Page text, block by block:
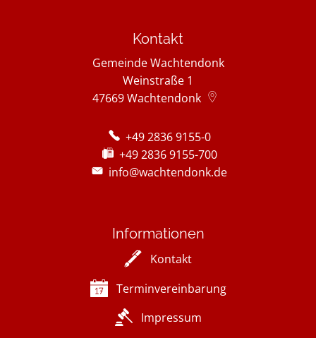
Kontakt
Gemeinde Wachtendonk
Weinstraße 1
47669Wachtendonk
+49 2836 9155-0
+49 2836 9155-700
info@wachtendonk.de
Informationen
Kontakt
Terminvereinbarung
Impressum